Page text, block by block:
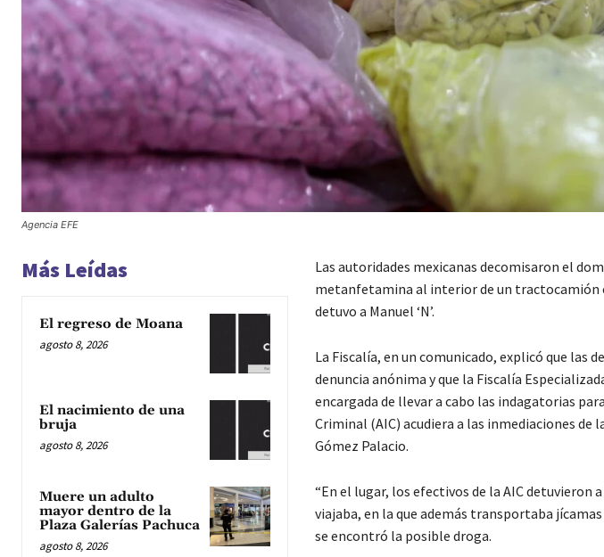
Agencia EFE
Más Leídas
El regreso de Moana
agosto 8, 2026
El nacimiento de una
bruja
agosto 8, 2026
Muere un adulto
mayor dentro de la
Plaza Galerías Pachuca
agosto 8, 2026
Las autoridades mexicanas decomisaron el
metanfetamina al interior de un tractocamión
detuvo a Manuel ‘N’.
La Fiscalía, en un comunicado, explicó que las
denuncia anónima y que la Fiscalía
encargada de llevar a cabo las indagatorias
Criminal (AIC) acudiera a las inmediaciones de
Gómez Palacio.
“En el lugar, los efectivos de la AIC detuvieron
viajaba, en la que además transportaba
se encontró la posible droga.